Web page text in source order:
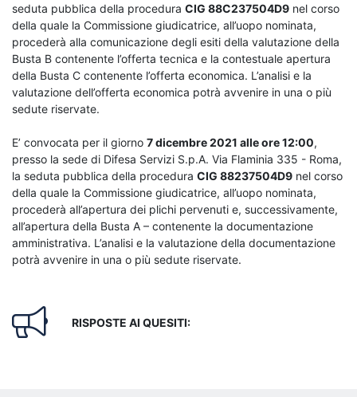
seduta pubblica della procedura CIG 88C237504D9 nel corso
della quale la Commissione giudicatrice, all’uopo nominata,
procederà alla comunicazione degli esiti della valutazione della
Busta B contenente l’offerta tecnica e la contestuale apertura
della Busta C contenente l’offerta economica. L’analisi e la
valutazione dell’offerta economica potrà avvenire in una o più
sedute riservate.
E’ convocata per il giorno 7 dicembre 2021 alle ore 12:00,
presso la sede di Difesa Servizi S.p.A. Via Flaminia 335 - Roma,
la seduta pubblica della procedura CIG 88237504D9 nel corso
della quale la Commissione giudicatrice, all’uopo nominata,
procederà all’apertura dei plichi pervenuti e, successivamente,
all’apertura della Busta A – contenente la documentazione
amministrativa. L’analisi e la valutazione della documentazione
potrà avvenire in una o più sedute riservate.
RISPOSTE AI QUESITI: